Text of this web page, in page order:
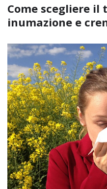
Come scegliere
inumazione e